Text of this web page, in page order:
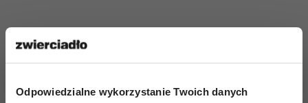
Odpowiedzialne wykorzystanie Twoich danych
Ewa Klepacka-Gryz
warsztatów rozwojowych dla kobiet